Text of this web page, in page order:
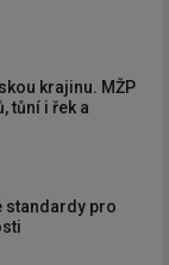
krajinu. MŽP
tůní i řek a
standardy pro